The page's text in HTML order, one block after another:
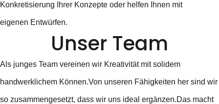
Konkretisierung Ihrer Konzepte oder helfen Ihnen mit
eigenen Entwürfen.
Unser Team
Als junges Team vereinen wir Kreativität mit solidem
handwerklichem Können.Von unseren Fähigkeiten her sind wir
so zusammengesetzt, dass wir uns ideal ergänzen.Das macht